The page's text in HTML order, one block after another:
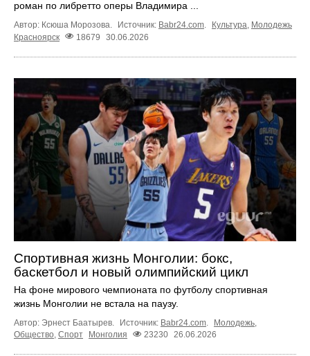
роман по либретто оперы Владимира ...
Автор: Ксюша Морозова. Источник: Babr24.com. Культура, Молодежь
Красноярск
18679 30.06.2026
Спортивная жизнь Монголии: бокс,
баскетбол и новый олимпийский цикл
На фоне мирового чемпионата по футболу спортивная
жизнь Монголии не встала на паузу.
Автор: Эрнест Баатырев. Источник: Babr24.com. Молодежь,
Общество, Спорт Монголия 23230 26.06.2026